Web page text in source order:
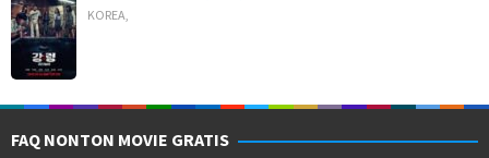
KOREA
FAQ NONTON MOVIE GRATIS